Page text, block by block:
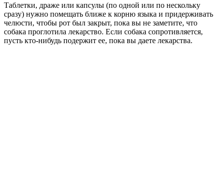
Таблетки, драже или капсулы (по одной или по нескольку
сразу) нужно помещать ближе к корню языка и придерживать
челюсти, чтобы рот был закрыт, пока вы не заметите, что
собака проглотила лекарство. Если собака сопротивляется,
пусть кто-нибудь подержит ее, пока вы даете лекарства.